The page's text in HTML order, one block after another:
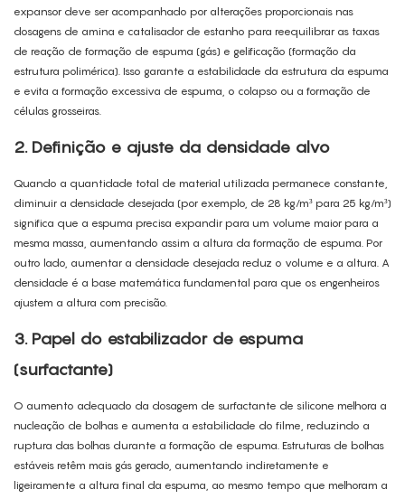
expansor deve ser acompanhado por alterações proporcionais nas
dosagens de amina e catalisador de estanho para reequilibrar as taxas
de reação de formação de espuma (gás) e gelificação (formação da
estrutura polimérica). Isso garante a estabilidade da estrutura da espuma
e evita a formação excessiva de espuma, o colapso ou a formação de
células grosseiras.
2. Definição e ajuste da densidade alvo
Quando a quantidade total de material utilizada permanece constante,
diminuir a densidade desejada (por exemplo, de 28 kg/m³ para 25 kg/m³)
significa que a espuma precisa expandir para um volume maior para a
mesma massa, aumentando assim a altura da formação de espuma. Por
outro lado, aumentar a densidade desejada reduz o volume e a altura. A
densidade é a base matemática fundamental para que os engenheiros
ajustem a altura com precisão.
3. Papel do estabilizador de espuma
(surfactante)
O aumento adequado da dosagem de surfactante de silicone melhora a
nucleação de bolhas e aumenta a estabilidade do filme, reduzindo a
ruptura das bolhas durante a formação de espuma. Estruturas de bolhas
estáveis ​​retêm mais gás gerado, aumentando indiretamente e
ligeiramente a altura final da espuma, ao mesmo tempo que melhoram a